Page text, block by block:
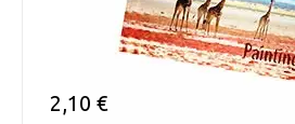
2,10 €